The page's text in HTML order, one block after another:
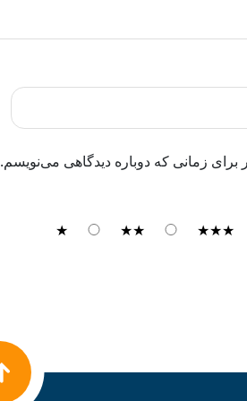
زمانی که دوباره دیدگاهی می‌نویسم.
★★★
★★
★